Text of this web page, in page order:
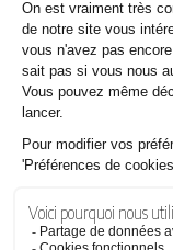
ASSISTANT
CHEF
ASSISTANT
et Smets